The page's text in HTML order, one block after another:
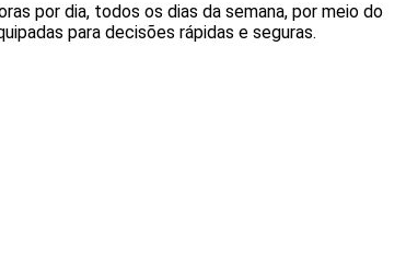
por dia, todos os dias da semana, por meio do
para decisões rápidas e seguras.